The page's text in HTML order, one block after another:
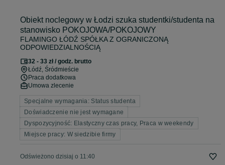
Obiekt noclegowy w Łodzi szuka studentki/studenta na
stanowisko POKOJOWA/POKOJOWY
FLAMINGO ŁÓDŹ SPÓŁKA Z OGRANICZONĄ
ODPOWIEDZIALNOŚCIĄ
32 - 33 zł / godz. brutto
Łódź, Śródmieście
Praca dodatkowa
Umowa zlecenie
Specjalne wymagania: Status studenta
Doświadczenie nie jest wymagane
Dyspozycyjność: Elastyczny czas pracy, Praca w weekendy
Miejsce pracy: W siedzibie firmy
Odświeżono dzisiaj o 11:40